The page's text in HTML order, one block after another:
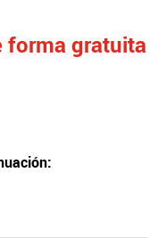
forma gratuita